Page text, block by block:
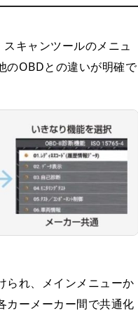
キャンツールのメニュ
のOBDとの違いが明確で
られ、メインメニューか
カーメーカー間で共通化